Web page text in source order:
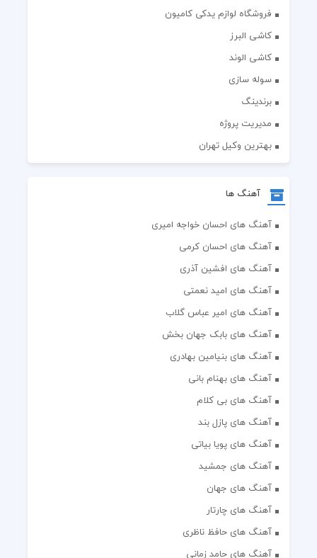
فروشگاه لوازم یدکی کامیون
کاشی البرز
کاشی الوند
سوله سازی
برندینگ
مدیریت پروژه
بهترین وکیل تهران
آهنگ ها
آهنگ های احسان خواجه امیری
آهنگ های احسان کرمی
آهنگ های افشین آذری
آهنگ های امید نعمتی
آهنگ های امیر عباس گلاب
آهنگ های بابک جهان بخش
آهنگ های بنیامین بهادری
آهنگ های بهنام بانی
آهنگ های بی کلام
آهنگ های پازل بند
آهنگ های پویا بیاتی
آهنگ های جمشید
آهنگ های جهان
آهنگ های چارتار
آهنگ های حافظ ناظری
آهنگ های حامد زمانی